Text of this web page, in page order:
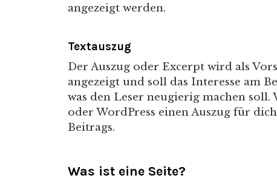
angezeigt werden.
Textauszug
Der Auszug oder Excerpt wird als
angezeigt und soll das Interesse am
was den Leser neugierig machen
oder WordPress einen Auszug für
Beitrags.
Was ist eine Seite?